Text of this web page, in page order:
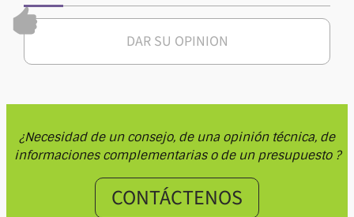
DAR SU OPINION
¿Necesidad de un consejo, de una opinión técnica, de
informaciones complementarias o de un presupuesto ?
CONTÁCTENOS